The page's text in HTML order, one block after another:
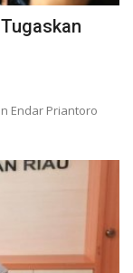
Endar Priantoro